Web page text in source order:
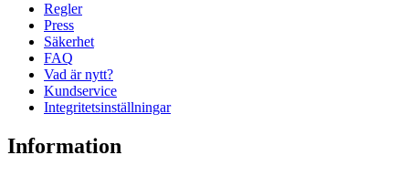
Regler
Press
Säkerhet
FAQ
Vad är nytt?
Kundservice
Integritetsinställningar
Information